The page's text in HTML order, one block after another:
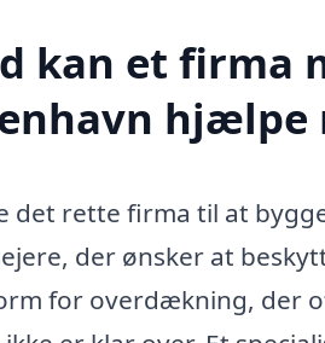
kan et firma
hjælpe
det rette firma til at
der ønsker at
for overdækning, der